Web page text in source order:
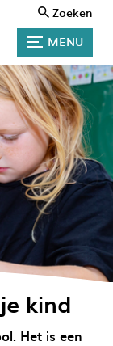
Zoeken
MENU
kind
Het is een